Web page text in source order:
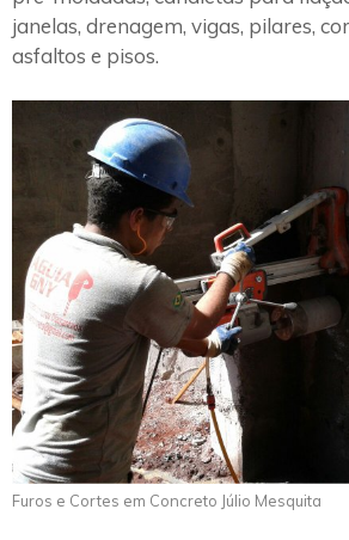
janelas, drenagem, vigas, pilares,
asfaltos e pisos.
Furos e Cortes em Concreto Júlio Mesquita